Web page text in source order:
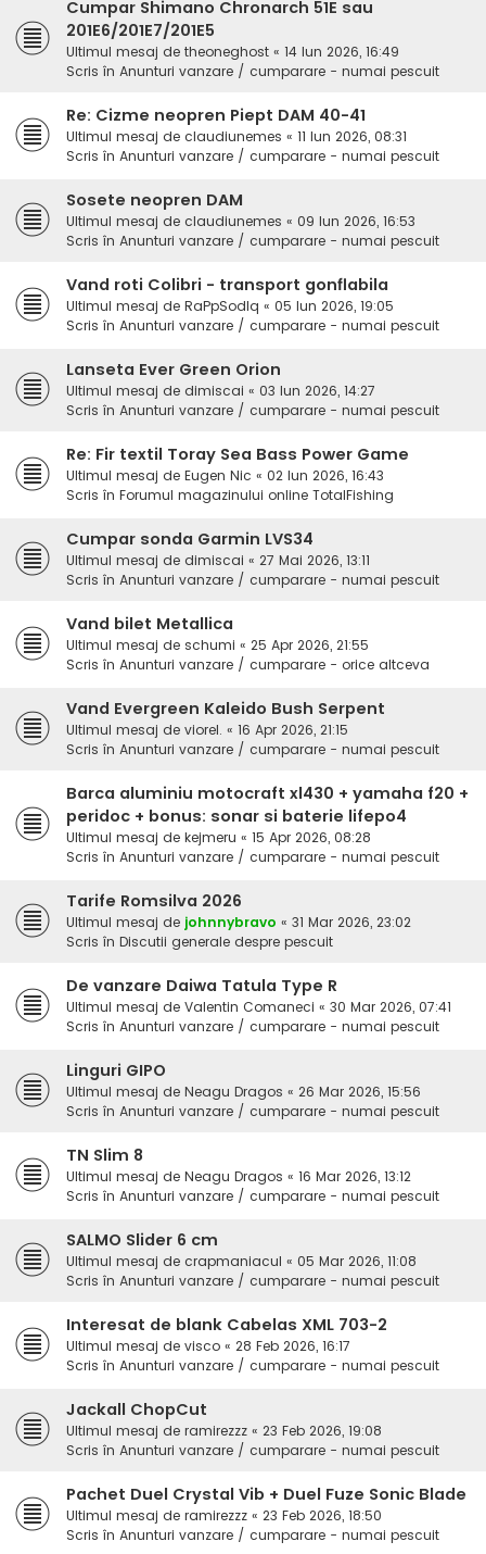
Cumpar Shimano Chronarch 51E sau
201E6/201E7/201E5
Ultimul mesaj de theoneghost « 14 Iun 2026, 16:49
Scris în Anunturi vanzare / cumparare - numai pescuit
Re: Cizme neopren Piept DAM 40-41
Ultimul mesaj de claudiunemes « 11 Iun 2026, 08:31
Scris în Anunturi vanzare / cumparare - numai pescuit
Sosete neopren DAM
Ultimul mesaj de claudiunemes « 09 Iun 2026, 16:53
Scris în Anunturi vanzare / cumparare - numai pescuit
Vand roti Colibri - transport gonflabila
Ultimul mesaj de RaPpSodIq « 05 Iun 2026, 19:05
Scris în Anunturi vanzare / cumparare - numai pescuit
Lanseta Ever Green Orion
Ultimul mesaj de dimiscai « 03 Iun 2026, 14:27
Scris în Anunturi vanzare / cumparare - numai pescuit
Re: Fir textil Toray Sea Bass Power Game
Ultimul mesaj de Eugen Nic « 02 Iun 2026, 16:43
Scris în Forumul magazinului online TotalFishing
Cumpar sonda Garmin LVS34
Ultimul mesaj de dimiscai « 27 Mai 2026, 13:11
Scris în Anunturi vanzare / cumparare - numai pescuit
Vand bilet Metallica
Ultimul mesaj de schumi « 25 Apr 2026, 21:55
Scris în Anunturi vanzare / cumparare - orice altceva
Vand Evergreen Kaleido Bush Serpent
Ultimul mesaj de viorel. « 16 Apr 2026, 21:15
Scris în Anunturi vanzare / cumparare - numai pescuit
Barca aluminiu motocraft xl430 + yamaha f20 +
peridoc + bonus: sonar si baterie lifepo4
Ultimul mesaj de kejmeru « 15 Apr 2026, 08:28
Scris în Anunturi vanzare / cumparare - numai pescuit
Tarife Romsilva 2026
Ultimul mesaj de johnnybravo « 31 Mar 2026, 23:02
Scris în Discutii generale despre pescuit
De vanzare Daiwa Tatula Type R
Ultimul mesaj de Valentin Comaneci « 30 Mar 2026, 07:41
Scris în Anunturi vanzare / cumparare - numai pescuit
Linguri GIPO
Ultimul mesaj de Neagu Dragos « 26 Mar 2026, 15:56
Scris în Anunturi vanzare / cumparare - numai pescuit
TN Slim 8
Ultimul mesaj de Neagu Dragos « 16 Mar 2026, 13:12
Scris în Anunturi vanzare / cumparare - numai pescuit
SALMO Slider 6 cm
Ultimul mesaj de crapmaniacul « 05 Mar 2026, 11:08
Scris în Anunturi vanzare / cumparare - numai pescuit
Interesat de blank Cabelas XML 703-2
Ultimul mesaj de visco « 28 Feb 2026, 16:17
Scris în Anunturi vanzare / cumparare - numai pescuit
Jackall ChopCut
Ultimul mesaj de ramirezzz « 23 Feb 2026, 19:08
Scris în Anunturi vanzare / cumparare - numai pescuit
Pachet Duel Crystal Vib + Duel Fuze Sonic Blade
Ultimul mesaj de ramirezzz « 23 Feb 2026, 18:50
Scris în Anunturi vanzare / cumparare - numai pescuit